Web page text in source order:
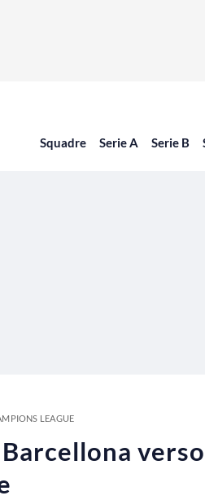
Squadre Serie A Serie B
LEAGUE